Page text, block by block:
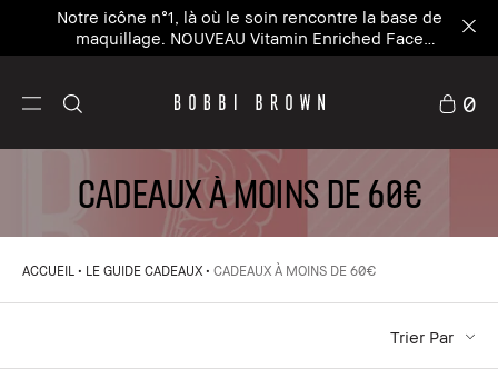
Notre icône n°1, là où le soin rencontre la base de
maquillage. NOUVEAU Vitamin Enriched Face
Base+
0
CADEAUX À MOINS DE 60€
ACCUEIL LE GUIDE CADEAUX CADEAUX À MOINS DE 60€
Trier Par